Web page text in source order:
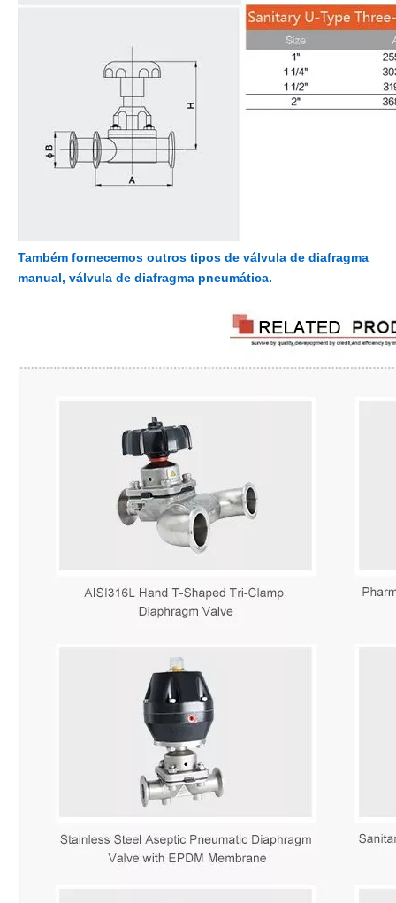
Também fornecemos outros tipos de válvula de diafragma
manual, válvula de diafragma pneumática.